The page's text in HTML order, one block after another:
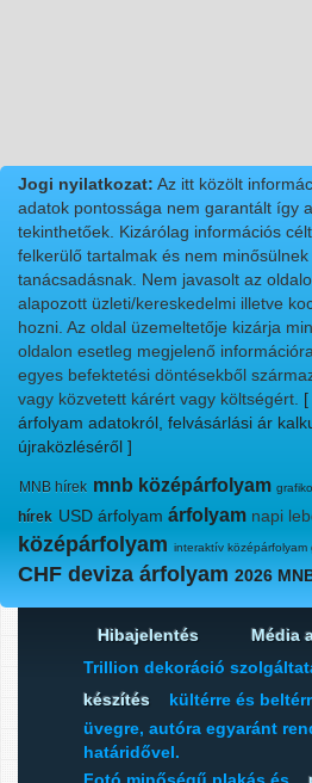
Jogi nyilatkozat: Az itt közölt
adatok pontossága nem garantált így
tekinthetőek. Kizárólag információs
felkerülő tartalmak és nem
tanácsadásnak. Nem javasolt az
alapozott üzleti/kereskedelmi illetve
hozni. Az oldal üzemeltetője kizárja
oldalon esetleg megjelenő
egyes befektetési döntésekből
vagy közvetett kárért vagy költségért.
árfolyam adatokról, felvásárlási ár
újraközléséről ]
MNB hírek mnb középárfolyam
hírek USD árfolyam árfolyam napi
középárfolyam interaktív középárfolyam
CHF deviza árfolyam 2026
Hibajelentés
Média
Trillion dekoráció
készítés
kültérre és
üvegre, autóra egyaránt
határidővel.
Fotó minőségű plakás és